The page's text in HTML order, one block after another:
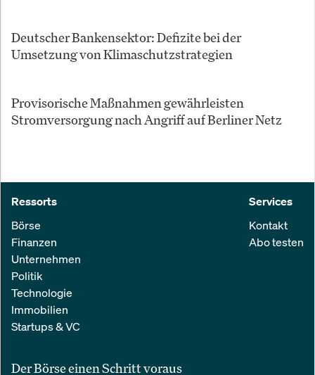
Deutscher Bankensektor: Defizite bei der
Umsetzung von Klimaschutzstrategien
Provisorische Maßnahmen gewährleisten
Stromversorgung nach Angriff auf Berliner Netz
Ressorts
Börse
Finanzen
Unternehmen
Politik
Technologie
Immobilien
Startups & VC
Services
Kontakt
Abo testen
Der Börse einen Schritt voraus